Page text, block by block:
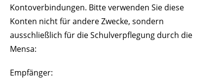
Kontoverbindungen. Bitte verwenden Sie diese
Konten nicht für andere Zwecke, sondern
ausschließlich für die Schulverpflegung durch die
Mensa:
Empfänger: